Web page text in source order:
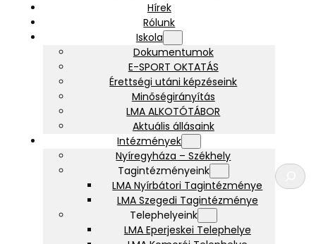
Hírek
Rólunk
Iskola
Dokumentumok
E-SPORT OKTATÁS
Érettségi utáni képzéseink
Minőségirányítás
LMA ALKOTÓTÁBOR
Aktuális állásaink
Intézmények
Nyíregyháza – Székhely
Tagintézményeink
LMA Nyírbátori Tagintézménye
LMA Szegedi Tagintézménye
Telephelyeink
LMA Eperjeskei Telephelye
K
e